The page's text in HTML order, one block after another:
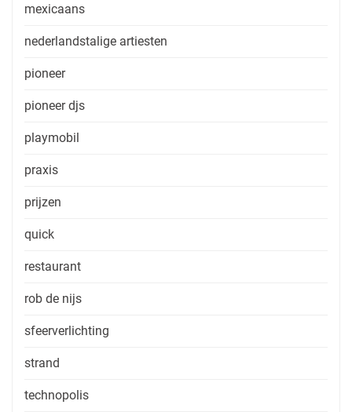
mexicaans
nederlandstalige artiesten
pioneer
pioneer djs
playmobil
praxis
prijzen
quick
restaurant
rob de nijs
sfeerverlichting
strand
technopolis